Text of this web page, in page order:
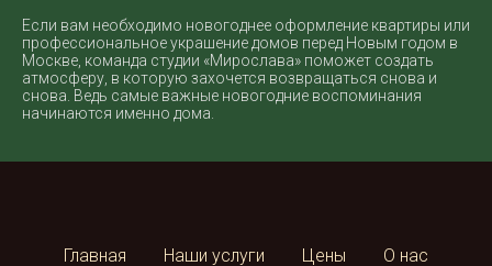
Если вам необходимо новогоднее оформление квартиры или
профессиональное украшение домов перед Новым годом в
Москве, команда студии «Мирослава» поможет создать
атмосферу, в которую захочется возвращаться снова и
снова. Ведь самые важные новогодние воспоминания
начинаются именно дома.
Главная Наши услуги Цены О нас